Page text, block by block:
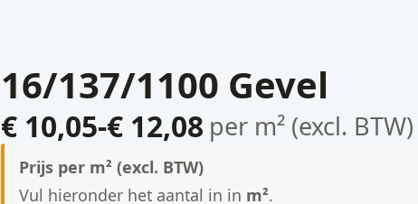
16/137/1100 Gevel
€10,05-€12,08
Prijsklasse:
€ 10,05
per m² (excl. BTW)
Prijs per m² (excl. BTW)
Vul hieronder het aantal in in m².